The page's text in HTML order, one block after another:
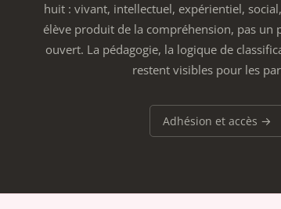
huit : vivant, intellectuel, expérientiel,
élève produit de la compréhension, pas un
ouvert. La pédagogie, la logique de
restent visibles pour les
Adhésion et accès →